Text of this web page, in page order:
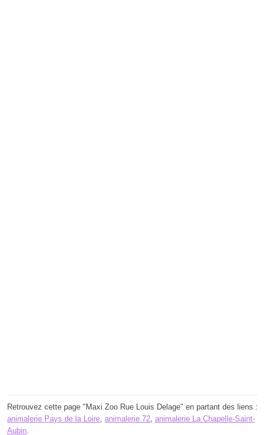
Retrouvez cette page "Maxi Zoo Rue Louis Delage" en partant des liens :
animalerie Pays de la Loire animalerie 72 animalerie La Chapelle-Saint-
Aubin